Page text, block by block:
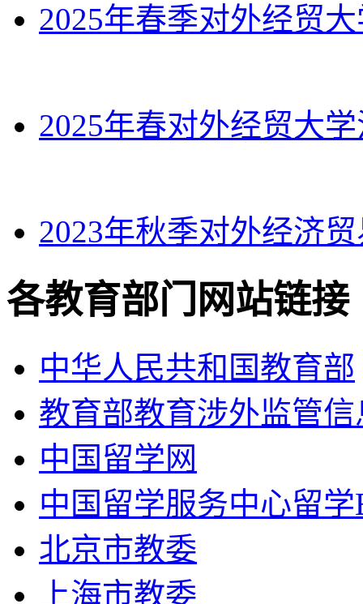
2025年春季对外经贸
2025年春对外经贸大
2023年秋季对外经济
各教育部门网站链接
中华人民共和国教育部
教育部教育涉外监管信
中国留学网
中国留学服务中心留
北京市教委
上海市教委